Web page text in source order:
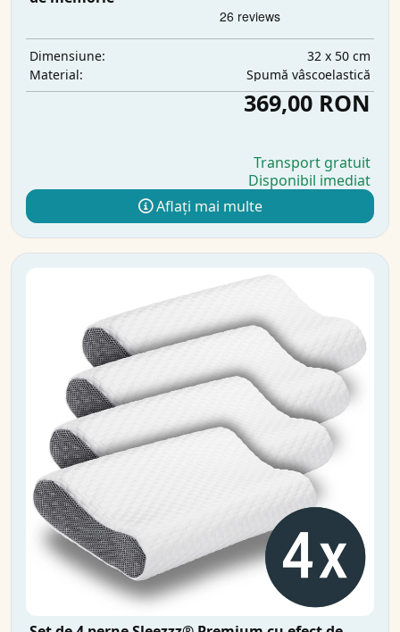
Dimensiune:
32 x 50 cm
Material:
Spumă vâscoelastică
369,00 RON
Transport gratuit
Disponibil imediat
Aflați mai multe